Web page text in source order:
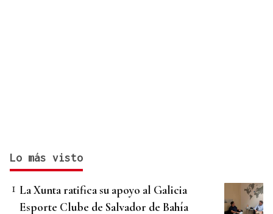
Lo más visto
La Xunta ratifica su apoyo al Galicia
Esporte Clube de Salvador de Bahía